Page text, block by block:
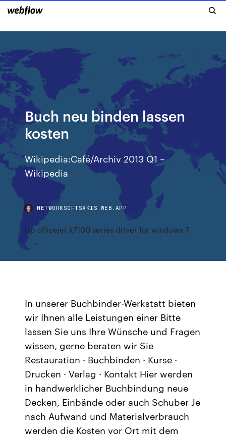
Buch neu binden lassen
kosten
Wikipedia:Café/Archiv 2013 Q1 –
Wikipedia
NETWORKSOFTSXKIS.WEB.APP
Hp officejet k7100 series driver for windows 7
In unserer Buchbinder-Werkstatt bieten
wir Ihnen alle Leistungen einer Bitte
lassen Sie uns Ihre Wünsche und Fragen
wissen, gerne beraten wir Sie
Restauration · Buchbinden · Kurse ·
Drucken · Verlag · Kontakt Hier werden
in handwerklicher Buchbindung neue
Decken, Einbände oder auch Schuber Je
nach Aufwand und Materialverbrauch
werden die Kosten vor Ort mit dem